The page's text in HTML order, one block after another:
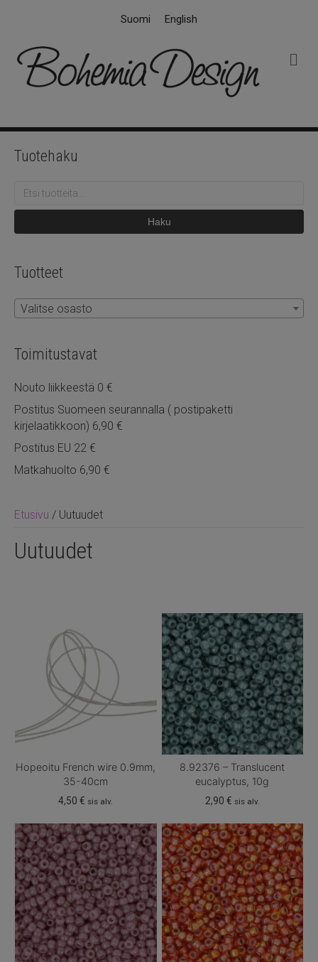
Suomi English
k
Tuotehaku
Etsi:
Haku
Tuotteet
Valitse osasto
Toimitustavat
Nouto liikkeestä 0 €
Postitus Suomeen seurannalla ( postipaketti
kirjelaatikkoon) 6,90 €
Postitus EU 22 €
Matkahuolto 6,90 €
Etusivu / Uutuudet
Uutuudet
Hopeoitu French wire 0.9mm,
35-40cm
4,50€ sis alv.
8.92376 – Translucent
eucalyptus, 10g
2,90 € sis alv.